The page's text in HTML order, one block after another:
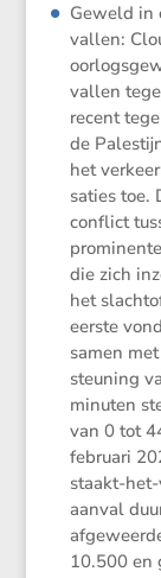
Geweld in
vallen:
vallen
recent
de
het
sa­ties toe.
conflict
die zich
het
eerste
samen
steu­ning
minuten
van 0 tot
februari
staakt-
aanval
10.500 en